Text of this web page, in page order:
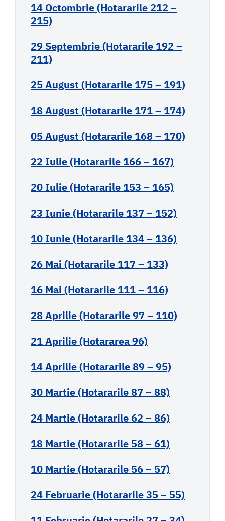
14 Octombrie (Hotararile 212 –
215)
29 Septembrie (Hotararile 192 –
211)
25 August (Hotararile 175 – 191)
18 August (Hotararile 171 – 174)
05 August (Hotararile 168 – 170)
22 Iulie (Hotararile 166 – 167)
20 Iulie (Hotararile 153 – 165)
23 Iunie (Hotararile 137 – 152)
10 Iunie (Hotararile 134 – 136)
26 Mai (Hotararile 117 – 133)
16 Mai (Hotararile 111 – 116)
28 Aprilie (Hotararile 97 – 110)
21 Aprilie (Hotararea 96)
14 Aprilie (Hotararile 89 – 95)
30 Martie (Hotararile 87 – 88)
24 Martie (Hotararile 62 – 86)
18 Martie (Hotararile 58 – 61)
10 Martie (Hotararile 56 – 57)
24 Februarie (Hotararile 35 – 55)